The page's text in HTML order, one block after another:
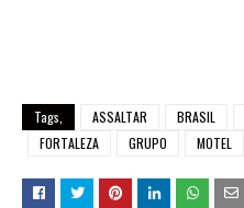
Tags, ASSALTAR BRASIL
FORTALEZA
GRUPO MOTEL